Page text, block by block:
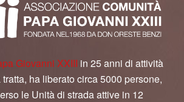
Giovanni XXIII in 25 anni di attività
ha liberato circa 5000 persone,
le Unità di strada attive in 12